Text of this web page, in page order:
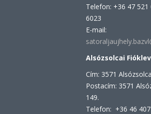
Telefon: +36 47
6023
E-mail:
Alsózsolcai
Cím: 3571
Postacím: 3571
149.
Telefon: +36 46